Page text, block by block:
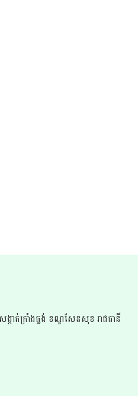
កាត់ក្រាំងធ្នង់ ខណ្ឌសែនសុខ រាជធានី